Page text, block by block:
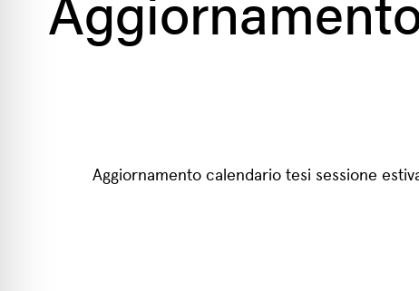
Aggiornamento calendario tesi sessione